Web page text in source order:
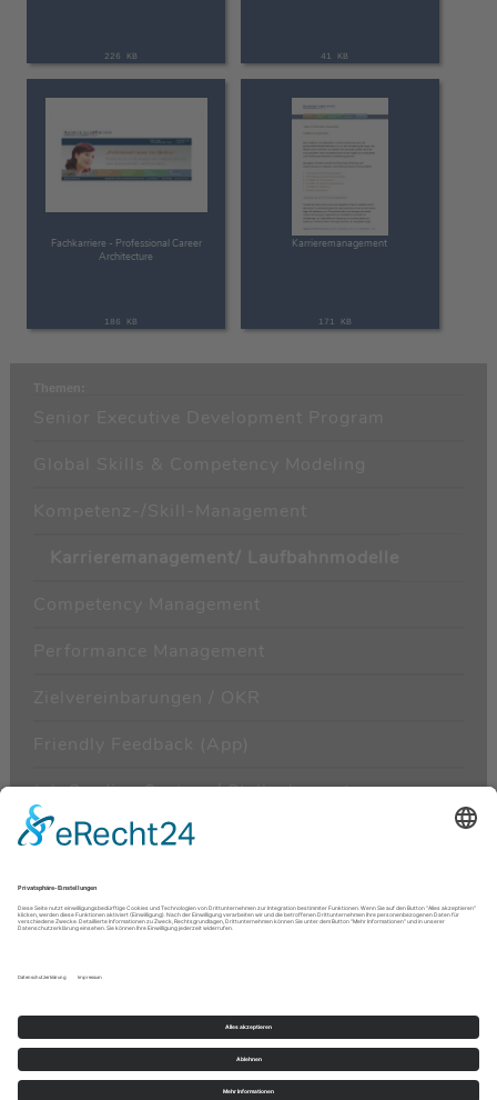
226 KB 41 KB
Fachkarriere - Professional Career
Architecture
186 KB
Karrieremanagement
171 KB
Job Grading System / Stellenbewertung
Kultur- und Engagementanalysen
Recruiting & Mitarbeiterbindung mit Erfolg
Leistungsmanagement / Topleistermanagement
Jetzt kostenfrei anrufen unter Tel.0800 300 1919
Kontaktformular nutzen
Baumgartner & Partner Management Consultants GmbH